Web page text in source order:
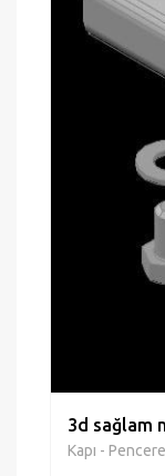
3d sağlam
Kapı - Pencere